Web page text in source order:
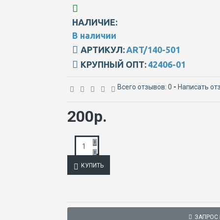
НАЛИЧИЕ:
В наличии
АРТИКУЛ:ART/140-501
КРУПНЫЙ ОПТ: 42406-01
Всего отзывов: 0 - Написать
200р.
КУПИТЬ